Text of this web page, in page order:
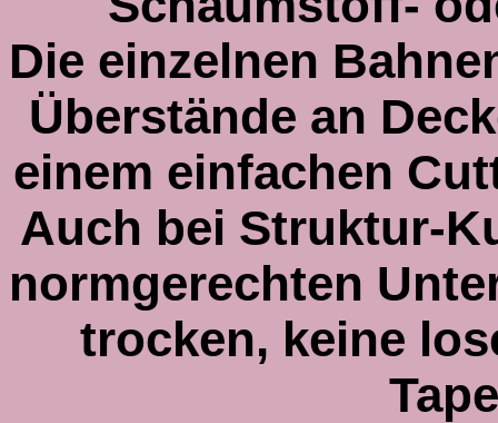
Die einzelnen
Überstände an
einem einfachen
Auch bei Struktur-
normgerechten
trocken, keine